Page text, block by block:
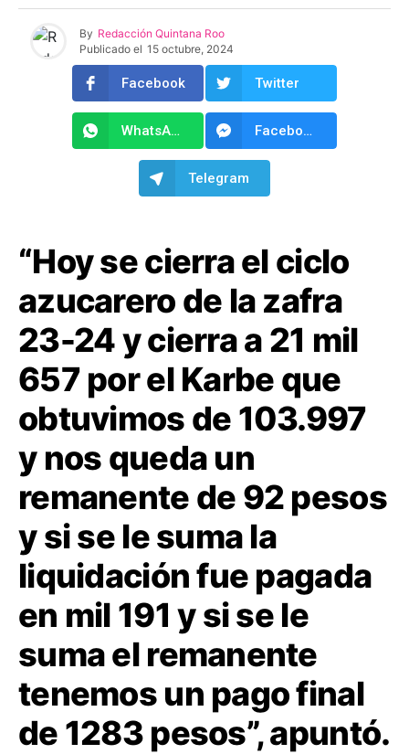
By Redacción Quintana Roo
Publicado el 15 octubre, 2024
Facebook Twitter
WhatsApp Facebook Messenger
Telegram
“Hoy se cierra el ciclo
azucarero de la zafra
23-24 y cierra a 21 mil
657 por el Karbe que
obtuvimos de 103.997
y nos queda un
remanente de 92 pesos
y si se le suma la
liquidación fue pagada
en mil 191 y si se le
suma el remanente
tenemos un pago final
de 1283 pesos”, apuntó.